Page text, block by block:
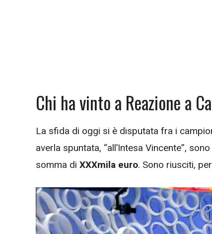
Chi ha vinto a Reazione a
La sfida di oggi si è disputata fra i
averla spuntata, “all’Intesa Vincente”,
somma di XXXmila euro. Sono riusciti,